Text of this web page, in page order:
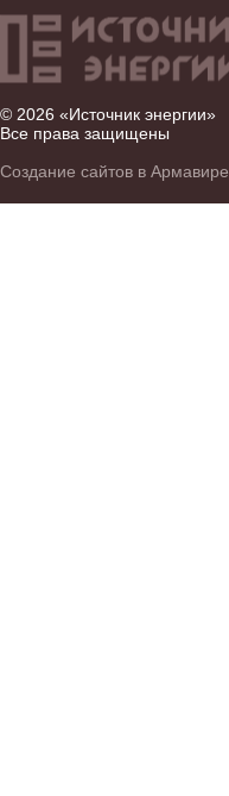
© 2026 «Источник энергии»
Все права защищены
Создание сайтов в Армавире